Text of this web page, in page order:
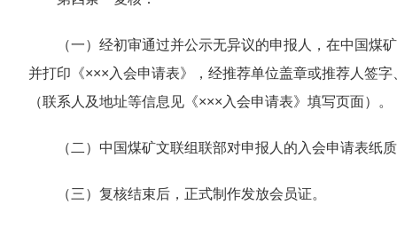
（一）经初审通过并公示无异议的申报人，在中国煤
并打印《×××入会申请表》，经推荐单位盖章或推荐人签
（联系人及地址等信息见《×××入会申请表》填写页面）。
（二）中国煤矿文联组联部对申报人的入会申请表纸
（三）复核结束后，正式制作发放会员证。